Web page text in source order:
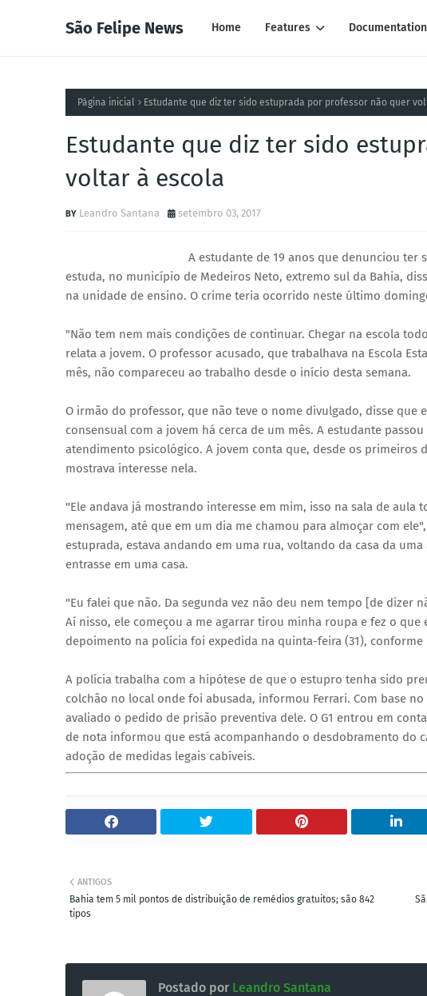
São Felipe News Home Features Documentation
Página inicial Estudante que diz ter sido estuprada por professor não quer
Estudante que diz ter sido
voltar à escola
Leandro Santana setembro 03, 2017
A estudante de 19 anos que denunciou
estuda, no município de Medeiros Neto, extremo sul da Bahia,
na unidade de ensino. O crime teria ocorrido neste último
"Não tem nem mais condições de continuar. Chegar na escola
relata a jovem. O professor acusado, que trabalhava na Escola
mês, não compareceu ao trabalho desde o início desta semana.
O irmão do professor, que não teve o nome divulgado, disse que
consensual com a jovem há cerca de um mês. A estudante
atendimento psicológico. A jovem conta que, desde os primeiros
mostrava interesse nela.
"Ele andava já mostrando interesse em mim, isso na sala de
mensagem, até que em um dia me chamou para almoçar com
estuprada, estava andando em uma rua, voltando da casa da
entrasse em uma casa.
"Eu falei que não. Da segunda vez não deu nem tempo [de dizer
Aí nisso, ele começou a me agarrar tirou minha roupa e fez o
depoimento na polícia foi expedida na quinta-feira (31),
A polícia trabalha com a hipótese de que o estupro tenha sido
colchão no local onde foi abusada, informou Ferrari. Com base
avaliado o pedido de prisão preventiva dele. O G1 entrou em
de nota informou que está acompanhando o desdobramento do
adoção de medidas legais cabíveis.
ANTIGOS
Bahia tem 5 mil pontos de distribuição de remédios gratuitos; são 842
tipos
Postado por Leandro Santana